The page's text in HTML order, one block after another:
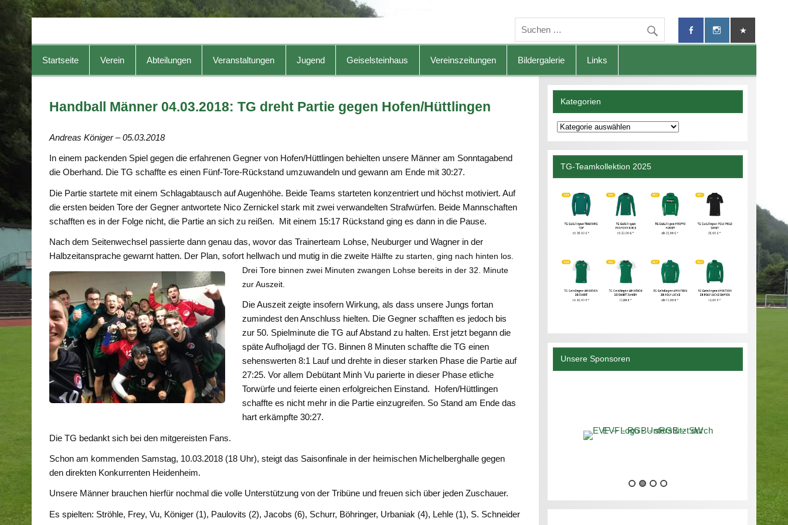
TG-Geislingen e. V.
Startseite Verein Abteilungen Veranstaltungen Jugend Geiselsteinhaus Vereinszeitungen Bildergalerie Links
Handball Männer 04.03.2018: TG dreht Partie gegen Hofen/Hüttlingen
Andreas Königer – 05.03.2018
In einem packenden Spiel gegen die erfahrenen Gegner von Hofen/Hüttlingen behielten unsere Männer am Sonntagabend
die Oberhand. Die TG schaffte es einen Fünf-Tore-Rückstand umzuwandeln und gewann am Ende mit 30:27.
Die Partie startete mit einem Schlagabtausch auf Augenhöhe. Beide Teams starteten konzentriert und höchst motiviert. Auf
die ersten beiden Tore der Gegner antwortete Nico Zernickel stark mit zwei verwandelten Strafwürfen. Beide Mannschaften
schafften es in der Folge nicht, die Partie an sich zu reißen. Mit einem 15:17 Rückstand ging es dann in die Pause.
Nach dem Seitenwechsel passierte dann genau das, wovor das Trainerteam Lohse, Neuburger und Wagner in der
Halbzeitansprache gewarnt hatten. Der Plan, sofort hellwach und mutig in die zweite Hälfte zu starten, ging nach hinten los.
Drei Tore binnen zwei Minuten zwangen Lohse bereits in der 32. Minute
zur Auszeit.
Die Auszeit zeigte insofern Wirkung, als dass unsere Jungs fortan
zumindest den Anschluss hielten. Die Gegner schafften es jedoch bis
zur 50. Spielminute die TG auf Abstand zu halten. Erst jetzt begann die
späte Aufholjagd der TG. Binnen 8 Minuten schaffte die TG einen
sehenswerten 8:1 Lauf und drehte in dieser starken Phase die Partie auf
27:25. Vor allem Debütant Minh Vu parierte in dieser Phase etliche
Torwürfe und feierte einen erfolgreichen Einstand. Hofen/Hüttlingen
schaffte es nicht mehr in die Partie einzugreifen. So Stand am Ende das
hart erkämpfte 30:27.
Die TG bedankt sich bei den mitgereisten Fans.
Schon am kommenden Samstag, 10.03.2018 (18 Uhr), steigt das Saisonfinale in der heimischen Michelberghalle gegen
den direkten Konkurrenten Heidenheim.
Unsere Männer brauchen hierfür nochmal die volle Unterstützung von der Tribüne und freuen sich über jeden Zuschauer.
Es spielten: Ströhle, Frey, Vu, Königer (1), Paulovits (2), Jacobs (6), Schurr, Böhringer, Urbaniak (4), Lehle (1), S. Schneider
Kategorien
Kategorien
TG-Teamkollektion 2025
Unsere Sponsoren